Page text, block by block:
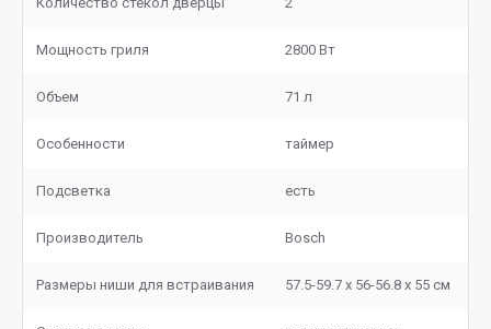
Мощность гриля 2800 Вт
Объем 71 л
Особенности таймер
Подсветка есть
Производитель Bosch
Размеры ниши для встраивания 57.5-59.7 х 56-56.8 х 55 см